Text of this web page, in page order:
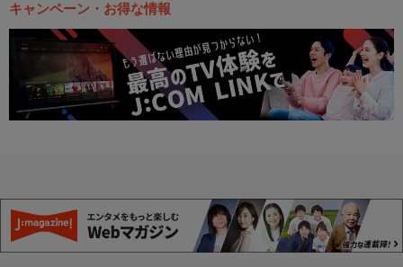
キャンペーン・お得な情報